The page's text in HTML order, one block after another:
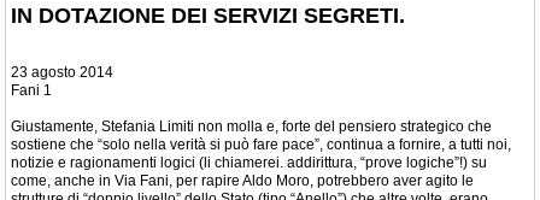
IN DOTAZIONE DEI SERVIZI SEGRETI.
23 agosto 2014
Fani 1
Giustamente, Stefania Limiti non molla e, forte del pensiero strategico che
sostiene che “solo nella verità si può fare pace”, continua a fornire, a tutti noi,
notizie e ragionamenti logici (li chiamerei. addirittura, “prove logiche”!) su
come, anche in Via Fani, per rapire Aldo Moro, potrebbero aver agito le